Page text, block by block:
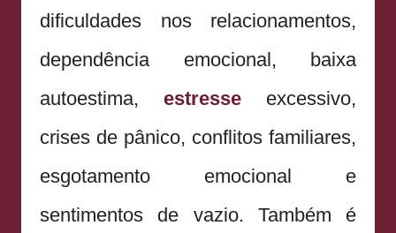
dificuldades nos relacionamentos,
dependência emocional, baixa
autoestima, estresse excessivo,
crises de pânico, conflitos familiares,
esgotamento emocional e
sentimentos de vazio. Também é